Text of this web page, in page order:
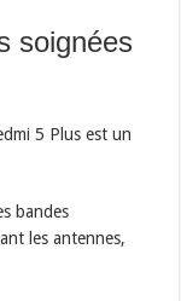
soignées
5 Plus est un
bandes
les antennes,